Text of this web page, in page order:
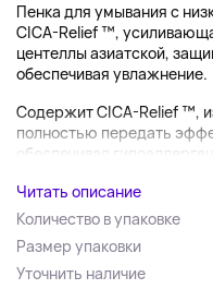
Пенка для умывания с
CICA-Relief ™,
центеллы азиатской,
обеспечивая увлажнение.
Содержит CICA-Relief ™,
полностью передать
обеспечивая
Читать описание
Количество в упаковке
Размер упаковки
Уточнить наличие